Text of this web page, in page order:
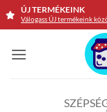
Skip
ÚJ TERMÉKEINK
Válogass ÚJ termékeink